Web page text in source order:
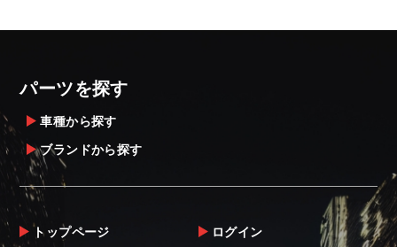
パーツを探す
車種から探す
ブランドから探す
トップページ
ログイン